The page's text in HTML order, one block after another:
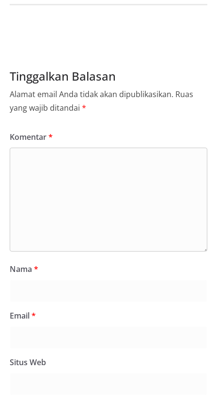
Tinggalkan Balasan
Alamat email Anda tidak akan dipublikasikan. Ruas
yang wajib ditandai *
Komentar*
Nama *
Email*
Situs Web